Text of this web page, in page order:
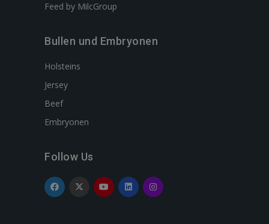
Feed by MilcGroup
Bullen und Embryonen
Holsteins
Jersey
Beef
Embryonen
Follow Us